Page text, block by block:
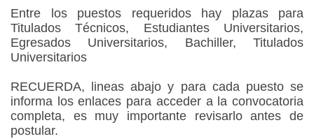
Entre los puestos requeridos hay plazas para
Titulados Técnicos, Estudiantes Universitarios,
Egresados Universitarios, Bachiller, Titulados
Universitarios
RECUERDA, lineas abajo y para cada puesto se
informa los enlaces para acceder a la convocatoria
completa, es muy importante revisarlo antes de
postular.